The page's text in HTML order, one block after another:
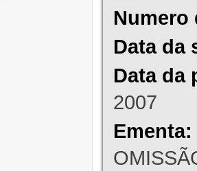
Numero
Data da
Data da
2007
Ementa: